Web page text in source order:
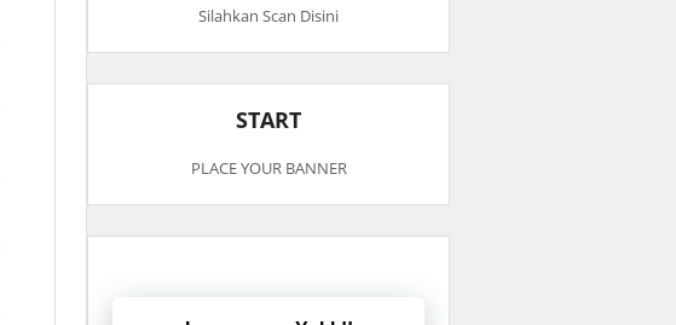
Silahkan Scan Disini
START
PLACE YOUR BANNER